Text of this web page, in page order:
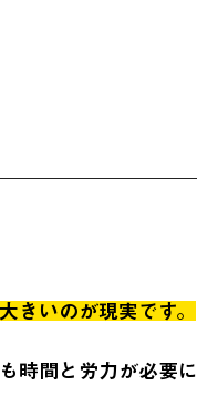
きいのが現実です。
時間と労力が必要に